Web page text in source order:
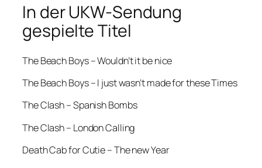
In der UKW-Sendung
gespielte Titel
The Beach Boys – Wouldn’t it be nice
The Beach Boys – I just wasn’t made for these Times
The Clash – Spanish Bombs
The Clash – London Calling
Death Cab for Cutie – The new Year